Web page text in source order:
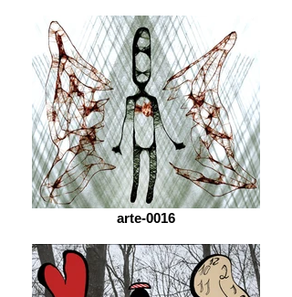
arte-0016